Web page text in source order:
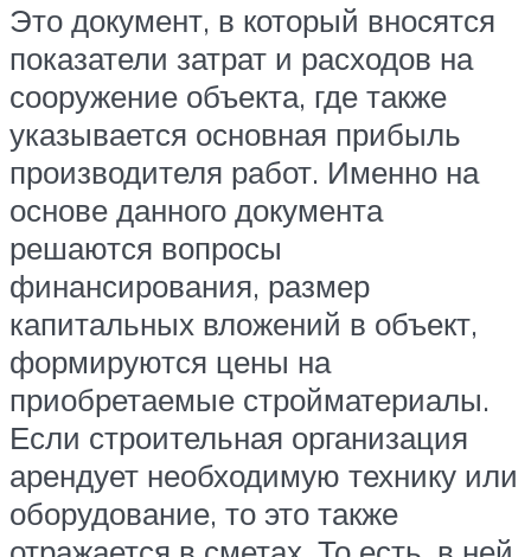
Это документ, в который вносятся
показатели затрат и расходов на
сооружение объекта, где также
указывается основная прибыль
производителя работ. Именно на
основе данного документа
решаются вопросы
финансирования, размер
капитальных вложений в объект,
формируются цены на
приобретаемые стройматериалы.
Если строительная организация
арендует необходимую технику или
оборудование, то это также